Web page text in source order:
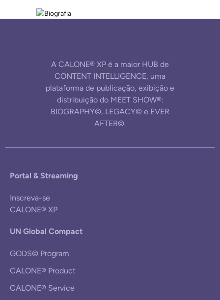
A CALONE® XP é a maior HUB de
CONTENT INTELLIGENCE, uma
plataforma de publicação, exibição e
distribuição do MEET SHOW®:
BIOGRAPHY©, LEGACY© e EVER
AFTER©.
Portal & Streaming
Inscreva-se
CALONE® XP
UN Global Compact
GODS© Program
CALONE® Product
CALONE® Service